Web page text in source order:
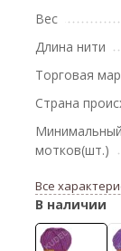
Вес
Длина нити
Торговая
Страна
мотков(шт.)
Все
В наличии